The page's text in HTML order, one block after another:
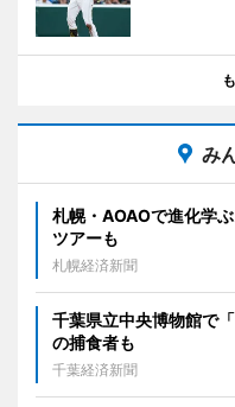
み
札幌・AOAOで進化学
ツアーも
札幌経済新聞
千葉県立中央博物館で
の捕食者も
千葉経済新聞